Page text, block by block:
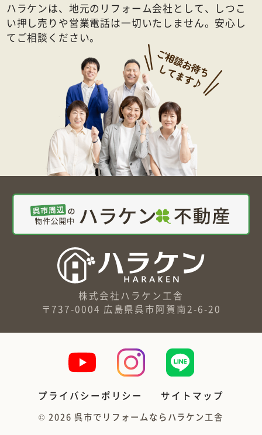
ハラケンは、地元のリフォーム会社として、しつこ
い押し売りや営業電話は一切いたしません。安心し
てご相談ください。
株式会社ハラケン工舎
〒737-0004 広島県呉市阿賀南2-6-20
プライバシーポリシー サイトマップ
© 2026呉市でリフォームならハラケン工舎